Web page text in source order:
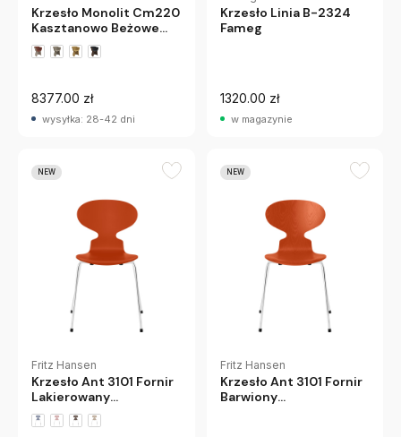
Krzesło Monolit Cm220
Kasztanowo Beżowe
Fritz Hansen
8377.00 zł
wysyłka: 28-42 dni
Krzesło Linia B-2324
Fameg
1320.00 zł
w magazynie
NEW
Fritz Hansen
Krzesło Ant 3101 Fornir
Lakierowany
Pomarańczowy Fritz
Hansen
NEW
Fritz Hansen
Krzesło Ant 3101 Fornir
Barwiony